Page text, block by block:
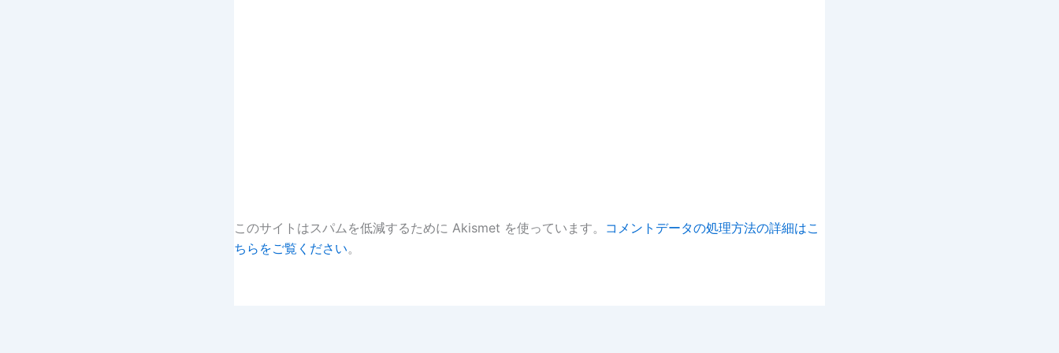
このサイトはスパムを低減するために Akismet を使っています。 コメントデータの処理方法の詳細はこ
ちらをご覧ください。